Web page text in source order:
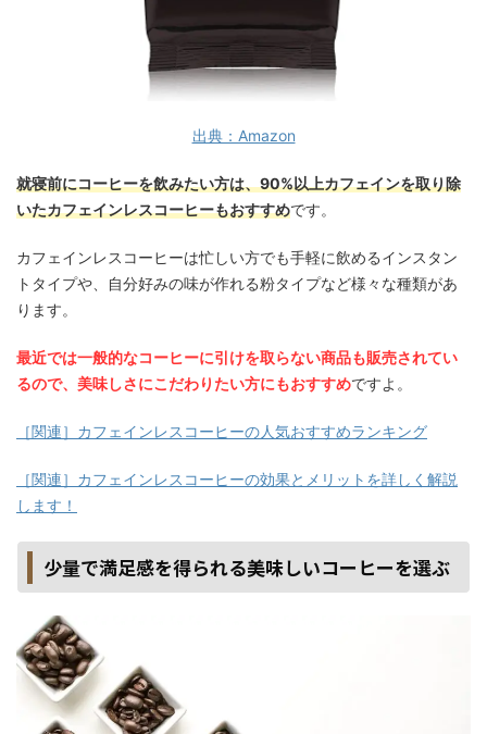
出典：Amazon
就寝前にコーヒーを飲みたい方は、90%以上カフェインを取り除
いたカフェインレスコーヒーもおすすめです。
カフェインレスコーヒーは忙しい方でも手軽に飲めるインスタン
トタイプや、自分好みの味が作れる粉タイプなど様々な種類があ
ります。
最近では一般的なコーヒーに引けを取らない商品も販売されてい
るので、美味しさにこだわりたい方にもおすすめですよ。
［関連］カフェインレスコーヒーの人気おすすめランキング
［関連］カフェインレスコーヒーの効果とメリットを詳しく解説
します！
少量で満足感を得られる美味しいコーヒーを選ぶ